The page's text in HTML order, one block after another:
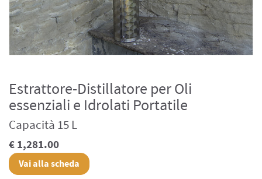
Estrattore-Distillatore per Oli
essenziali e Idrolati Portatile
Capacità 15 L
€ 1,281.00
Vai alla scheda